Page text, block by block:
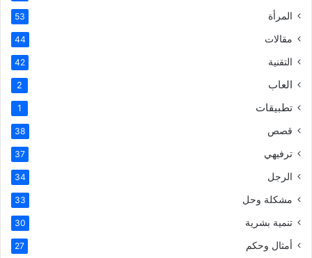
المرأة 53
مقالات 44
التقنية 42
العاب 2
تطبيقات 1
قصص 38
ترفيهي 37
الرجل 34
مشكلة وحل 33
تنمية بشرية 30
أمثال وحكم 27